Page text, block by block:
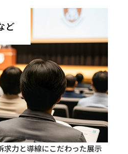
ど
力と導線にこだわった展示